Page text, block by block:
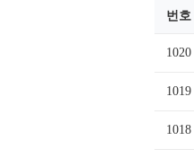
번호
1020
1019
1018